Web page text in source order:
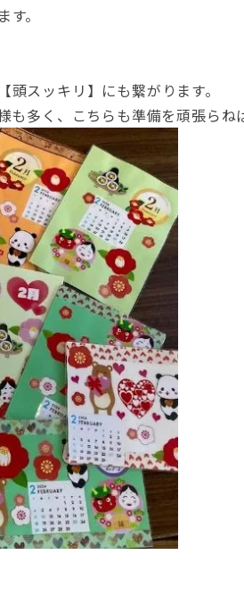
。
スッキリ】にも繋がります。
多く、こちらも準備を頑張らね